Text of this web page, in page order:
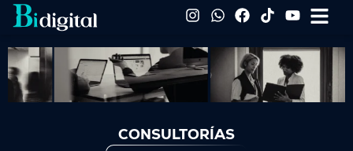
contenido
I
n
s
t
a
r
m
W
h
a
t
p
F
a
c
e
b
o
o
T
i
k
t
k
Y
u
t
u
b
e
CONSULTORÍAS